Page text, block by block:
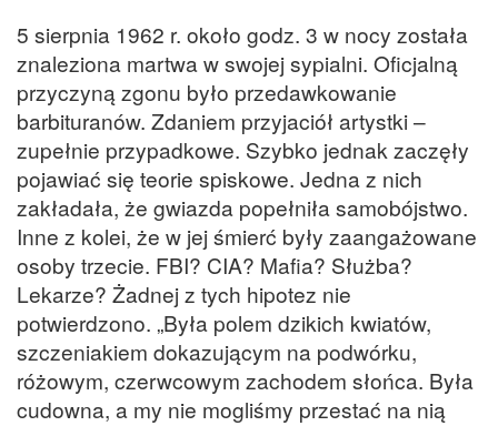
5 sierpnia 1962 r. około godz. 3 w nocy została
znaleziona martwa w swojej sypialni. Oficjalną
przyczyną zgonu było przedawkowanie
barbituranów. Zdaniem przyjaciół artystki –
zupełnie przypadkowe. Szybko jednak zaczęły
pojawiać się teorie spiskowe. Jedna z nich
zakładała, że gwiazda popełniła samobójstwo.
Inne z kolei, że w jej śmierć były zaangażowane
osoby trzecie. FBI? CIA? Mafia? Służba?
Lekarze? Żadnej z tych hipotez nie
potwierdzono. „Była polem dzikich kwiatów,
szczeniakiem dokazującym na podwórku,
różowym, czerwcowym zachodem słońca. Była
cudowna, a my nie mogliśmy przestać na nią